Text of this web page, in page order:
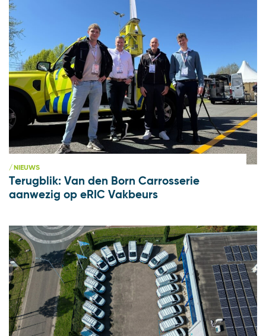
NIEUWS
Terugblik: Van den Born Carrosserie
aanwezig op eRIC Vakbeurs